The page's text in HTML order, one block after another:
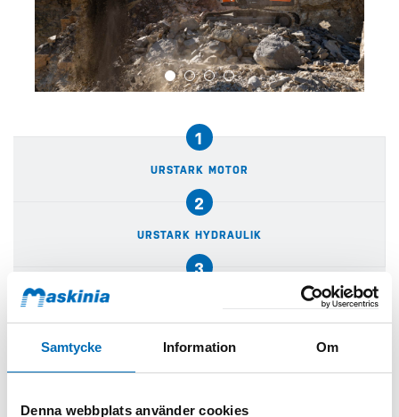
Samtycke Information Om
Denna webbplats använder cookies
1
URSTARK MOTOR
2
URSTARK HYDRAULIK
3
Maskinspecifikationer